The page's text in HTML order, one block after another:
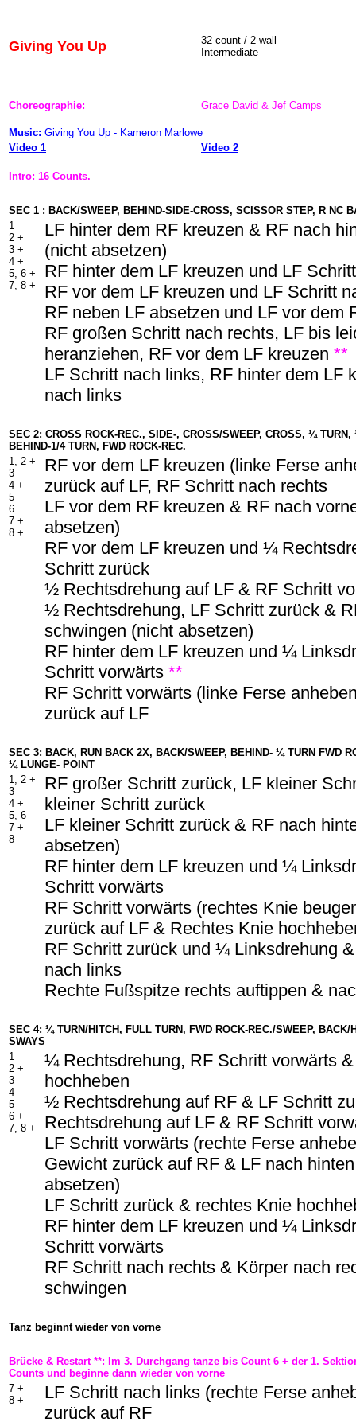
Giving You Up
32 count / 2-wall
Intermediate
Choreographie: Grace David & Jef Camps
Music: Giving You Up - Kameron Marlowe
Video 1
Video 2
Intro: 16 Counts.
SEC 1 : BACK/SWEEP, BEHIND-SIDE-CROSS, SCISSOR STEP, R NC
1
2 +
3 +
4 +
5, 6 +
7, 8 +
LF hinter dem RF kreuzen & RF nach
(nicht absetzen)
RF hinter dem LF kreuzen und LF
RF vor dem LF kreuzen und LF Schritt
RF neben LF absetzen und LF vor dem
RF großen Schritt nach rechts, LF bis
heranziehen, RF vor dem LF kreuzen **
LF Schritt nach links, RF hinter dem LF
nach links
SEC 2: CROSS ROCK-REC., SIDE-, CROSS/SWEEP, CROSS, ¼
BEHIND-1/4 TURN, FWD ROCK-REC.
1, 2 +
3
4 +
5
6
7 +
8 +
RF vor dem LF kreuzen (linke Ferse
zurück auf LF, RF Schritt nach rechts
LF vor dem RF kreuzen & RF nach
absetzen)
RF vor dem LF kreuzen und ¼
Schritt zurück
½ Rechtsdrehung auf LF & RF Schritt
½ Rechtsdrehung, LF Schritt zurück &
schwingen (nicht absetzen)
RF hinter dem LF kreuzen und ¼
Schritt vorwärts **
RF Schritt vorwärts (linke Ferse
zurück auf LF
SEC 3: BACK, RUN BACK 2X, BACK/SWEEP, BEHIND- ¼ TURN FWD
¼ LUNGE- POINT
1, 2 +
3
4 +
5, 6
7 +
8
RF großer Schritt zurück, LF kleiner
kleiner Schritt zurück
LF kleiner Schritt zurück & RF nach
absetzen)
RF hinter dem LF kreuzen und ¼
Schritt vorwärts
RF Schritt vorwärts (rechtes Knie
zurück auf LF & Rechtes Knie
RF Schritt zurück und ¼ Linksdrehung
nach links
Rechte Fußspitze rechts auftippen &
SEC 4: ¼ TURN/HITCH, FULL TURN, FWD ROCK-REC./SWEEP, BACK/
SWAYS
1
2 +
3
4
5
6 +
7, 8 +
¼ Rechtsdrehung, RF Schritt vorwärts
hochheben
½ Rechtsdrehung auf RF & LF Schritt
Rechtsdrehung auf LF & RF Schritt
LF Schritt vorwärts (rechte Ferse
Gewicht zurück auf RF & LF nach
absetzen)
LF Schritt zurück & rechtes Knie
RF hinter dem LF kreuzen und ¼
Schritt vorwärts
RF Schritt nach rechts & Körper nach
schwingen
Tanz beginnt wieder von vorne
Brücke & Restart **: Im 3. Durchgang tanze bis Count 6 + der 1.
Counts und beginne dann wieder von vorne
7 +
8 +
LF Schritt nach links (rechte Ferse
zurück auf RF